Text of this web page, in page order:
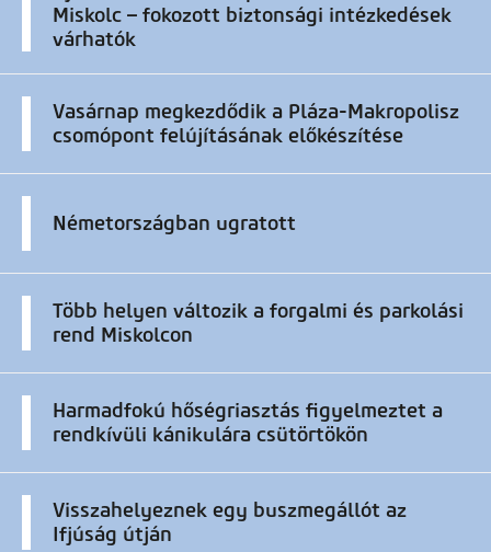
Miskolc – fokozott biztonsági intézkedések
várhatók
Vasárnap megkezdődik a Pláza-Makropolisz
csomópont felújításának előkészítése
Németországban ugratott
Több helyen változik a forgalmi és parkolási
rend Miskolcon
Harmadfokú hőségriasztás figyelmeztet a
rendkívüli kánikulára csütörtökön
Visszahelyeznek egy buszmegállót az
Ifjúság útján